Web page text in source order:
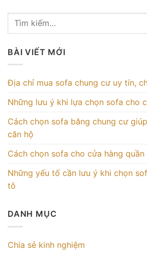
BÀI VIẾT MỚI
Địa chỉ mua sofa chung cư uy tín,
Những lưu ý khi lựa chọn sofa cho
Cách chọn sofa băng chung cư
căn hộ
Cách chọn sofa cho cửa hàng quần
Những yếu tố cần lưu ý khi chọn
tô
DANH MỤC
Chia sẻ kinh nghiệm